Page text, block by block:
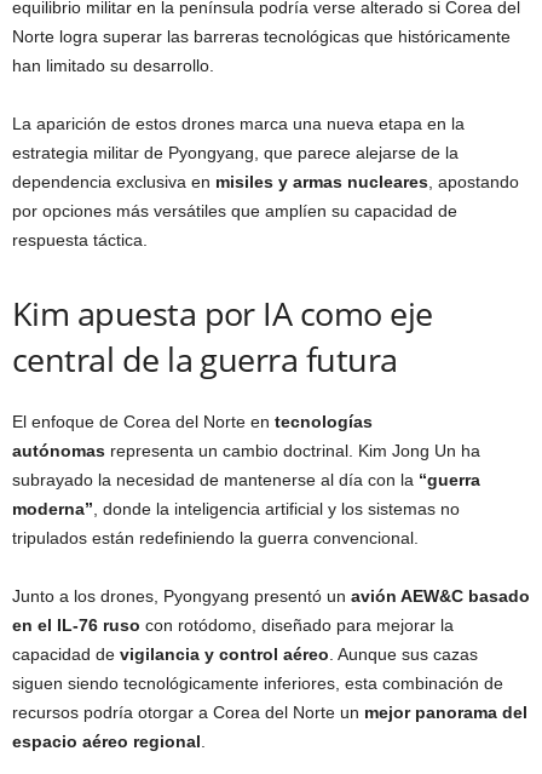
equilibrio militar en la península podría verse alterado si Corea del
Norte logra superar las barreras tecnológicas que históricamente
han limitado su desarrollo.
La aparición de estos drones marca una nueva etapa en la
estrategia militar de Pyongyang, que parece alejarse de la
dependencia exclusiva en misiles y armas nucleares , apostando
por opciones más versátiles que amplíen su capacidad de
respuesta táctica.
Kim apuesta por IA como eje
central de la guerra futura
El enfoque de Corea del Norte en tecnologías
autónomas representa un cambio doctrinal. Kim Jong Un ha
subrayado la necesidad de mantenerse al día con la “guerra
moderna” , donde la inteligencia artificial y los sistemas no
tripulados están redefiniendo la guerra convencional.
Junto a los drones, Pyongyang presentó un avión AEW&C basado
en el IL-76 ruso con rotódomo, diseñado para mejorar la
capacidad de vigilancia y control aéreo . Aunque sus cazas
siguen siendo tecnológicamente inferiores, esta combinación de
recursos podría otorgar a Corea del Norte un mejor panorama del
espacio aéreo regional